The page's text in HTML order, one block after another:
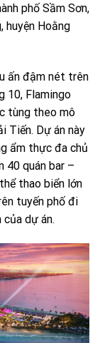
phố Sầm Sơn,
huyện Hoằng
ấn đậm nét trên
10, Flamingo
tùng theo mô
Tiến. Dự án này
ẩm thực đa chủ
40 quán bar –
thao biển lớn
tuyến phố đi
dự án.